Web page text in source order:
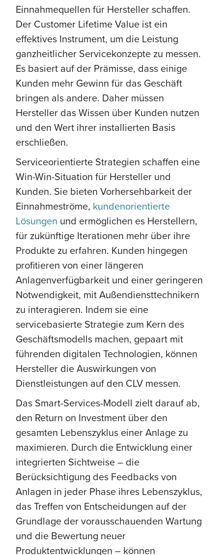
Einnahmequellen für Hersteller schaffen.
Der Customer Lifetime Value ist ein
effektives Instrument, um die Leistung
ganzheitlicher Servicekonzepte zu messen.
Es basiert auf der Prämisse, dass einige
Kunden mehr Gewinn für das Geschäft
bringen als andere. Daher müssen
Hersteller das Wissen über Kunden nutzen
und den Wert ihrer installierten Basis
erschließen.
Serviceorientierte Strategien schaffen eine
Win-Win-Situation für Hersteller und
Kunden. Sie bieten Vorhersehbarkeit der
Einnahmeströme, kundenorientierte
Lösungen und ermöglichen es Herstellern,
für zukünftige Iterationen mehr über ihre
Produkte zu erfahren. Kunden hingegen
profitieren von einer längeren
Anlagenverfügbarkeit und einer geringeren
Notwendigkeit, mit Außendiensttechnikern
zu interagieren. Indem sie eine
servicebasierte Strategie zum Kern des
Geschäftsmodells machen, gepaart mit
führenden digitalen Technologien, können
Hersteller die Auswirkungen von
Dienstleistungen auf den CLV messen.
Das Smart-Services-Modell zielt darauf ab,
den Return on Investment über den
gesamten Lebenszyklus einer Anlage zu
maximieren. Durch die Entwicklung einer
integrierten Sichtweise – die
Berücksichtigung des Feedbacks von
Anlagen in jeder Phase ihres Lebenszyklus,
das Treffen von Entscheidungen auf der
Grundlage der vorausschauenden Wartung
und die Bewertung neuer
Produktentwicklungen – können